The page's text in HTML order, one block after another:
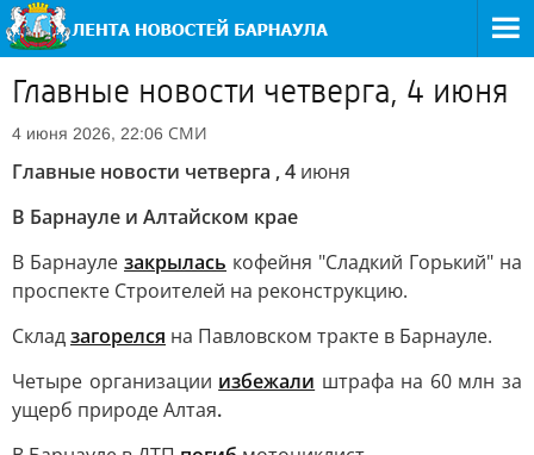
Главные новости четверга, 4 июня
4 июня 2026, 22:06 СМИ
Главные новости четверга , 4 июня
В Барнауле и Алтайском крае
В Барнауле закрылась кофейня "Сладкий Горький" на
проспекте Строителей на реконструкцию.
Складзагорелся на Павловском тракте в Барнауле.
Четыре организации избежали штрафа на 60 млн за
ущерб природе Алтая.